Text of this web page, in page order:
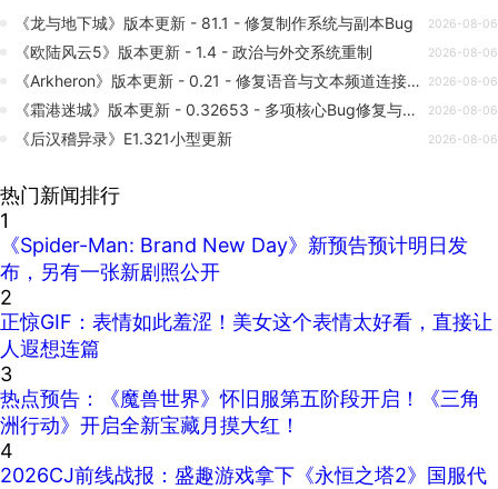
《龙与地下城》版本更新 - 81.1 - 修复制作系统与副本Bug 2026-08-06
《欧陆风云5》版本更新 - 1.4 - 政治与外交系统重制 2026-08-06
《Arkheron》版本更新 - 0.21 - 修复语音与文本频道连接问题 2026-08-06
《霜港迷城》版本更新 - 0.32653 - 多项核心Bug修复与体验优化 2026-08-06
《后汉稽异录》E1.321小型更新 2026-08-06
热门新闻排行
1
《Spider-Man: Brand New Day》新预告预计明日发
布，另有一张新剧照公开
2
正惊GIF：表情如此羞涩！美女这个表情太好看，直接让
人遐想连篇
3
热点预告：《魔兽世界》怀旧服第五阶段开启！《三角
洲行动》开启全新宝藏月摸大红！
4
2026CJ前线战报：盛趣游戏拿下《永恒之塔2》国服代